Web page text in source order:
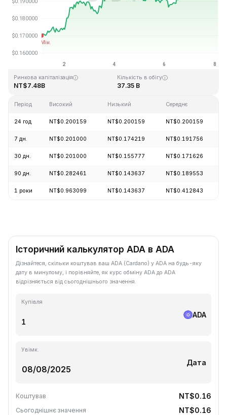
Останнє оновлення: 2026-08-08, 02:38 GMT+0
Історичний максимум
Ринкова капіталізація
NT$7.48B
Кількість в обігу
37.35 B
Період Високий Низький Середнє
24 год NT$0.200159 NT$0.200159 NT$0.200159
7 дн. NT$0.201000 NT$0.174219 NT$0.191756
30 дн. NT$0.201000 NT$0.155777 NT$0.171626
90 дн. NT$0.282461 NT$0.143637 NT$0.189553
1 роки NT$0.963099 NT$0.143637 NT$0.412843
Історичний калькулятор ADA в ADA
Дізнайтеся, скільки коштував ваш ADA (Cardano) у ADA на будь-яку
дату в минулому, і порівняйте, як курс обміну ADA до ADA
відрізняється від сьогоднішнього значення.
Купівля
ADA
Увімк.
Дата
Коштував NT$0.16
Сьогоднішнє значення NT$0.16